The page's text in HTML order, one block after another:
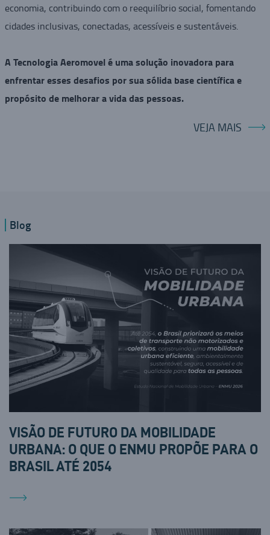
economia, contribuindo com o reequilíbrio social, fomentando
cidades inclusivas, conectadas, acessíveis e sustentáveis.
A Tecnologia Aeromovel é uma solução inovadora para
enfrentar esses desafios por sua sólida base científica e
propósito de melhorar a vida das pessoas.
VEJA MAIS
Blog
VISÃO DE FUTURO DA MOBILIDADE
URBANA: O QUE O ENMU PROPÕE PARA O
BRASIL ATÉ 2054